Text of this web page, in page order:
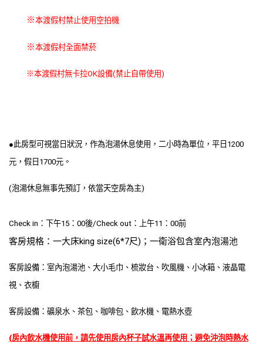
※本渡假村禁止使用空拍機
※本渡假村全面禁菸
※本渡假村無卡拉OK設備(禁止自帶使用)
●此房型可視當日狀況，作為泡湯休息使用，二小時為單位，平日1200
元，假日1700元。
(泡湯休息無事先預訂，依當天空房為主)
Check in：下午15：00後/Check out：上午11：00前
客房規格：一大床king size(6*7尺)；一衛浴包含室內泡湯池
客房設備：室內泡湯池、大小毛巾、梳妝台、吹風機、小冰箱、液晶電
視、衣櫥
客房設備：礦泉水、茶包、咖啡包、飲水機、電熱水壺
(房內飲水機使用前，請先使用房內杯子試水溫再使用；避免沖泡時熱水